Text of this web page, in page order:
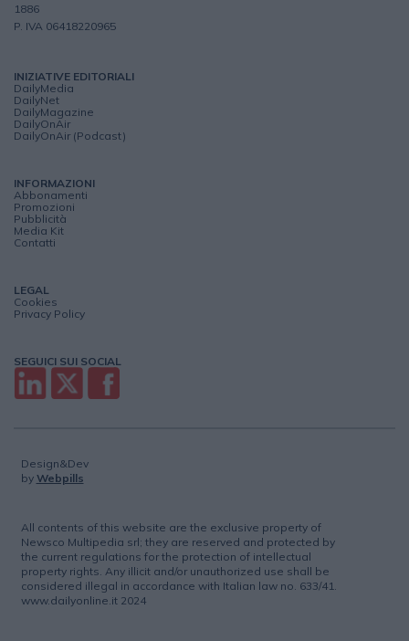
1886
P. IVA 06418220965
INIZIATIVE EDITORIALI
DailyMedia
DailyNet
DailyMagazine
DailyOnAir
DailyOnAir (Podcast)
INFORMAZIONI
Abbonamenti
Promozioni
Pubblicità
Media Kit
Contatti
LEGAL
Cookies
Privacy Policy
SEGUICI SUI SOCIAL
Design&Dev
by Webpills
All contents of this website are the exclusive property of
Newsco Multipedia srl; they are reserved and protected by
the current regulations for the protection of intellectual
property rights. Any illicit and/or unauthorized use shall be
considered illegal in accordance with Italian law no. 633/41.
www.dailyonline.it 2024